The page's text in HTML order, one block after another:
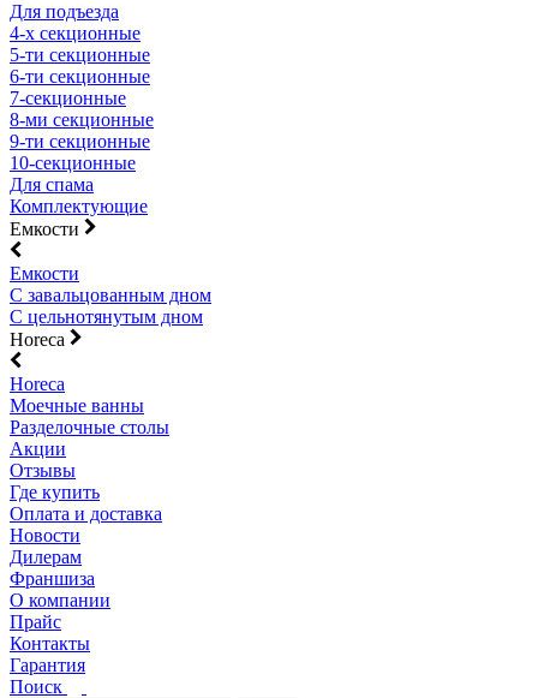
Для подъезда
4-х секционные
5-ти секционные
6-ти секционные
7-секционные
8-ми секционные
9-ти секционные
10-секционные
Для спама
Комплектующие
Емкости
Емкости
С завальцованным дном
С цельнотянутым дном
Horeca
Horeca
Моечные ванны
Разделочные столы
Акции
Отзывы
Где купить
Оплата и доставка
Новости
Дилерам
Франшиза
О компании
Прайс
Контакты
Гарантия
Поиск